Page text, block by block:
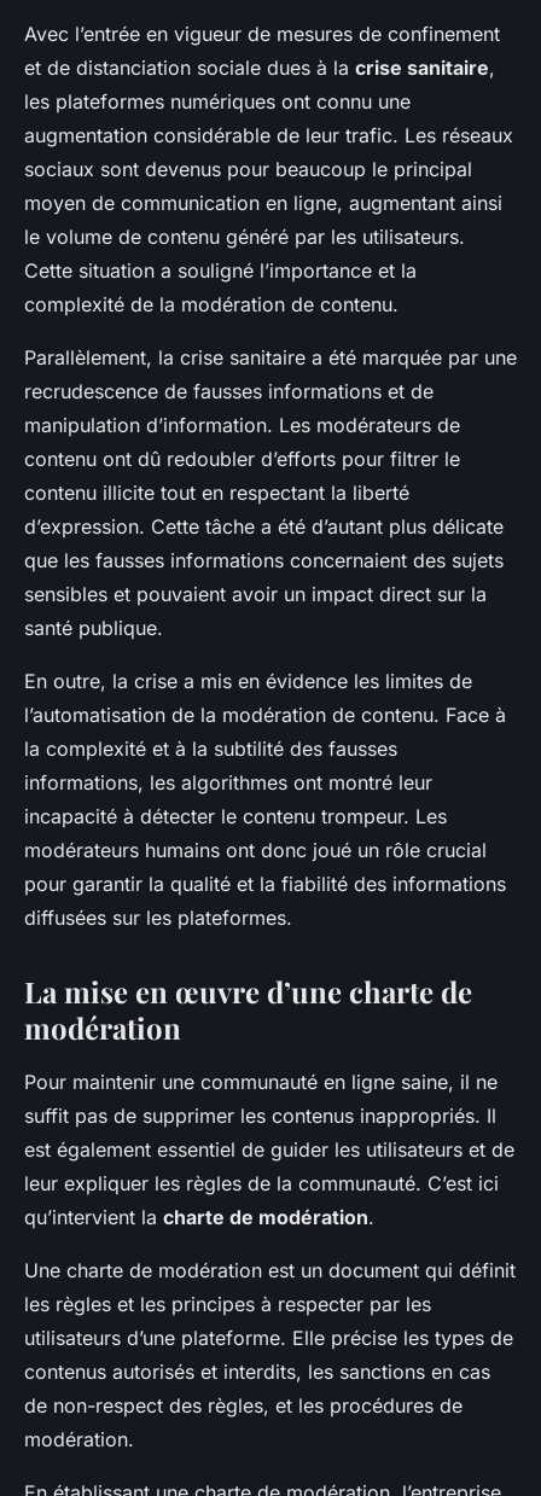
Avec l’entrée en vigueur de mesures de confinement
et de distanciation sociale dues à la crise sanitaire,
les plateformes numériques ont connu une
augmentation considérable de leur trafic. Les réseaux
sociaux sont devenus pour beaucoup le principal
moyen de communication en ligne, augmentant ainsi
le volume de contenu généré par les utilisateurs.
Cette situation a souligné l’importance et la
complexité de la modération de contenu.
Parallèlement, la crise sanitaire a été marquée par une
recrudescence de fausses informations et de
manipulation d’information. Les modérateurs de
contenu ont dû redoubler d’efforts pour filtrer le
contenu illicite tout en respectant la liberté
d’expression. Cette tâche a été d’autant plus délicate
que les fausses informations concernaient des sujets
sensibles et pouvaient avoir un impact direct sur la
santé publique.
En outre, la crise a mis en évidence les limites de
l’automatisation de la modération de contenu. Face à
la complexité et à la subtilité des fausses
informations, les algorithmes ont montré leur
incapacité à détecter le contenu trompeur. Les
modérateurs humains ont donc joué un rôle crucial
pour garantir la qualité et la fiabilité des informations
diffusées sur les plateformes.
La mise en œuvre d’une charte de
modération
Pour maintenir une communauté en ligne saine, il ne
suffit pas de supprimer les contenus inappropriés. Il
est également essentiel de guider les utilisateurs et de
leur expliquer les règles de la communauté. C’est ici
qu’intervient la charte de modération.
Une charte de modération est un document qui définit
les règles et les principes à respecter par les
utilisateurs d’une plateforme. Elle précise les types de
contenus autorisés et interdits, les sanctions en cas
de non-respect des règles, et les procédures de
modération.